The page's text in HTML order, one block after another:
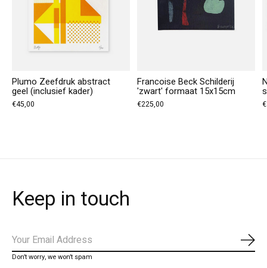
Plumo Zeefdruk abstract
geel (inclusief kader)
€45,00
Francoise Beck Schilderij
'zwart' formaat 15x15cm
€225,00
Keep in touch
Don’t worry, we won’t spam